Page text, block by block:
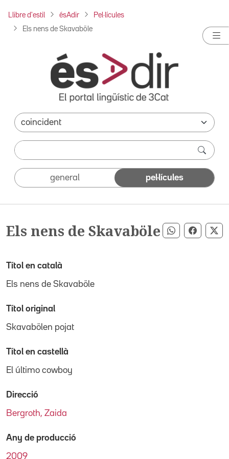
Llibre d'estil ésAdir Pel·lícules
Els nens de Skavaböle
general pel·lícules
Els nens de Skavaböle Compartir
Títol en català
Els nens de Skavaböle
Títol original
Skavabölen pojat
Títol en castellà
El último cowboy
Direcció
Bergroth, Zaida
Any de producció
2009